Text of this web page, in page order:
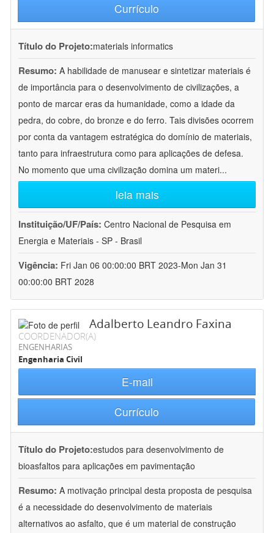
Currículo
Título do Projeto:materials informatics
Resumo: A habilidade de manusear e sintetizar materiais é
de importância para o desenvolvimento de civilizações, a
ponto de marcar eras da humanidade, como a idade da
pedra, do cobre, do bronze e do ferro. Tais divisões ocorrem
por conta da vantagem estratégica do domínio de materiais,
tanto para infraestrutura como para aplicações de defesa.
No momento que uma civilização domina um materi...
leia mais
Instituição/UF/País: Centro Nacional de Pesquisa em
Energia e Materiais - SP - Brasil
Vigência: Fri Jan 06 00:00:00 BRT 2023-Mon Jan 31
00:00:00 BRT 2028
Adalberto Leandro Faxina
COORDENADOR(A)
ENGENHARIAS
Engenharia Civil
E-mail
Currículo
Título do Projeto:estudos para desenvolvimento de
bioasfaltos para aplicações em pavimentação
Resumo: A motivação principal desta proposta de pesquisa
é a necessidade do desenvolvimento de materiais
alternativos ao asfalto, que é um material de construção